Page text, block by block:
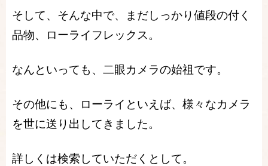
そして、そんな中で、まだしっかり値段の付く
品物、ローライフレックス。
なんといっても、二眼カメラの始祖です。
その他にも、ローライといえば、様々なカメラ
を世に送り出してきました。
詳しくは検索していただくとして。